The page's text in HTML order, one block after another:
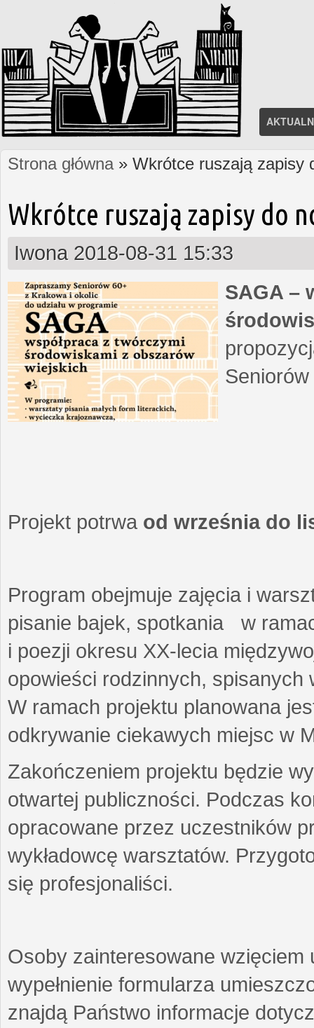
Jesteś tutaj
Strona główna» Wkrótce ruszają zapisy
Wkrótce ruszają zapisy do
Iwona 2018-08-31 15:33
SAGA –
Projekt potrwa od września do
Program obejmuje zajęcia i
pisanie bajek, spotkania w
i poezji okresu XX-lecia
opowieści rodzinnych,
W ramach projektu planowana
odkrywanie ciekawych miejsc w
Zakończeniem projektu będzie
otwartej publiczności. Podczas
opracowane przez uczestników
wykładowcę warsztatów.
się profesjonaliści.
Osoby zainteresowane wzięciem
wypełnienie formularza
znajdą Państwo informacje